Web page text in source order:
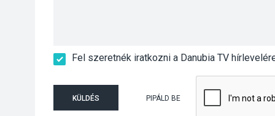
Fel szeretnék iratkozni a Danubia TV
KÜLDÉS PIPÁLD BE